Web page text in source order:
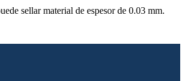
sellar material de espesor de 0.03 mm.